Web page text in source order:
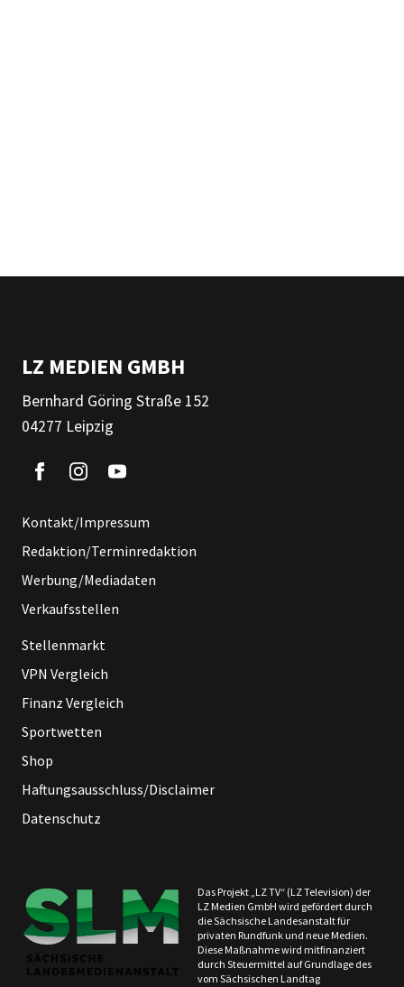
LZ MEDIEN GMBH
Bernhard Göring Straße 152
04277 Leipzig
Kontakt/Impressum
Redaktion/Terminredaktion
Werbung/Mediadaten
Verkaufsstellen
Stellenmarkt
VPN Vergleich
Finanz Vergleich
Sportwetten
Shop
Haftungsausschluss/Disclaimer
Datenschutz
Das Projekt „LZ TV“ (LZ Television) der
LZ Medien GmbH wird gefördert durch
die Sächsische Landesanstalt für
privaten Rundfunk und neue Medien.
Diese Maßnahme wird mitfinanziert
durch Steuermittel auf Grundlage des
vom Sächsischen Landtag